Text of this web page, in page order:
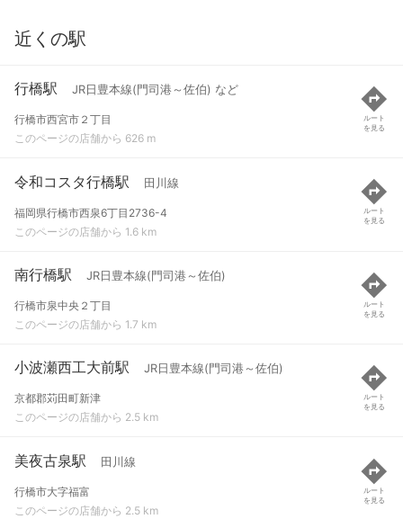
近くの駅
行橋駅 JR日豊本線(門司港～佐伯) など
行橋市西宮市２丁目
このページの店舗から 626 m
ルート
を見る
令和コスタ行橋駅 田川線
福岡県行橋市西泉6丁目2736-4
このページの店舗から 1.6 km
ルート
を見る
南行橋駅 JR日豊本線(門司港～佐伯)
行橋市泉中央２丁目
このページの店舗から 1.7 km
ルート
を見る
小波瀬西工大前駅 JR日豊本線(門司港～佐伯)
京都郡苅田町新津
このページの店舗から 2.5 km
ルート
を見る
美夜古泉駅 田川線
行橋市大字福富
このページの店舗から 2.5 km
ルート
を見る